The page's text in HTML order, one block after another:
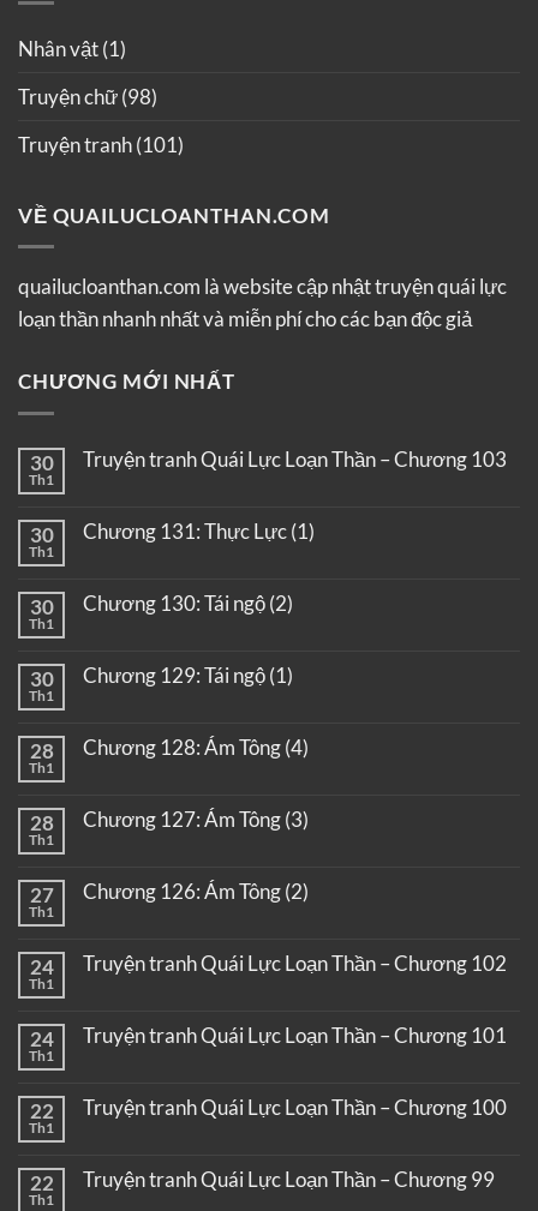
Nhân vật(1)
Truyện chữ(98)
Truyện tranh(101)
VỀ QUAILUCLOANTHAN.COM
quailucloanthan.com là website cập nhật truyện quái lực
loạn thần nhanh nhất và miễn phí cho các bạn độc giả
CHƯƠNG MỚI NHẤT
30
Th1
Truyện tranh Quái Lực Loạn Thần – Chương 103
30
Th1
Chương 131: Thực Lực (1)
30
Th1
Chương 130: Tái ngộ (2)
30
Th1
Chương 129: Tái ngộ (1)
28
Th1
Chương 128: Ám Tông (4)
28
Th1
Chương 127: Ám Tông (3)
27
Th1
Chương 126: Ám Tông (2)
24
Th1
Truyện tranh Quái Lực Loạn Thần – Chương 102
24
Th1
Truyện tranh Quái Lực Loạn Thần – Chương 101
22
Th1
Truyện tranh Quái Lực Loạn Thần – Chương 100
22
Th1
Truyện tranh Quái Lực Loạn Thần – Chương 99